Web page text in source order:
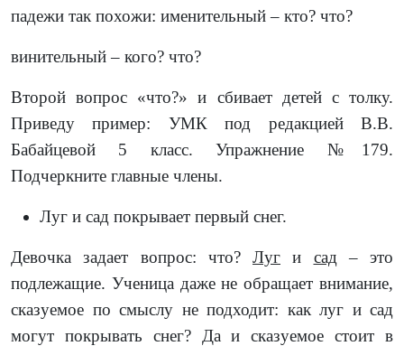
падежи так похожи: именительный – кто? что?
винительный – кого? что?
Второй вопрос «что?» и сбивает детей с толку.
Приведу пример: УМК под редакцией В.В.
Бабайцевой 5 класс. Упражнение №179.
Подчеркните главные члены.
Луг и сад покрывает первый снег.
Девочка задает вопрос: что? Луг и сад – это
подлежащие. Ученица даже не обращает внимание,
сказуемое по смыслу не подходит: как луг и сад
могут покрывать снег? Да и сказуемое стоит в